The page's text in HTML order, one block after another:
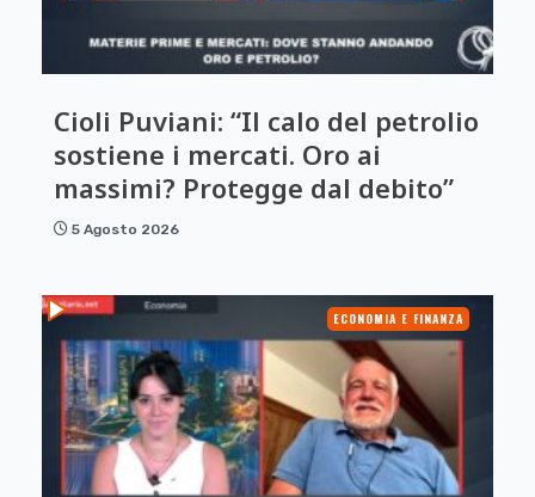
Cioli Puviani: “Il calo del petrolio
sostiene i mercati. Oro ai
massimi? Protegge dal debito”
5 Agosto 2026
ECONOMIA E FINANZA